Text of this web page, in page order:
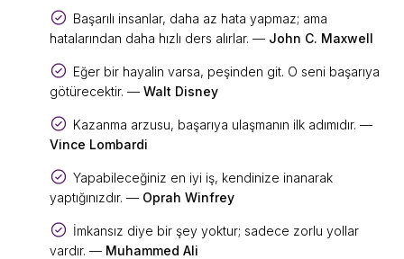
Başarılı insanlar, daha az hata yapmaz; ama
hatalarından daha hızlı ders alırlar. — John C. Maxwell
Eğer bir hayalin varsa, peşinden git. O seni başarıya
götürecektir. — Walt Disney
Kazanma arzusu, başarıya ulaşmanın ilk adımıdır. —
Vince Lombardi
Yapabileceğiniz en iyi iş, kendinize inanarak
yaptığınızdır. — Oprah Winfrey
İmkansız diye bir şey yoktur; sadece zorlu yollar
vardır. — Muhammed Ali